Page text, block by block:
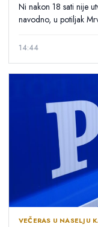
Ni nakon 18 sati nije
navodno, u potiljak
14:44
VEČERAS U NASELJU